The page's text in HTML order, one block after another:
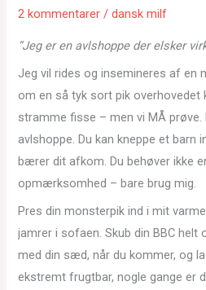
2 kommentarer /dansk milf
“Jeg er en avlshoppe der elsker
Jeg vil rides og insemineres af en
om en så tyk sort pik overhovedet
stramme fisse – men vi MÅ
avlshoppe. Du kan kneppe et barn
bærer dit afkom. Du behøver ikke
opmærksomhed – bare brug mig.
Pres din monsterpik ind i mit
jamrer i sofaen. Skub din BBC helt
med din sæd, når du kommer, og
ekstremt frugtbar, nogle gange er